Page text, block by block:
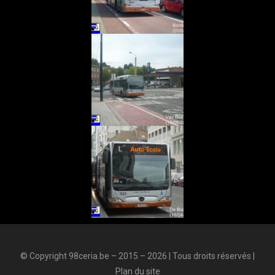
© Copyright 98ceria.be – 2015 – 2026 | Tous droits réservés |
Plan du site